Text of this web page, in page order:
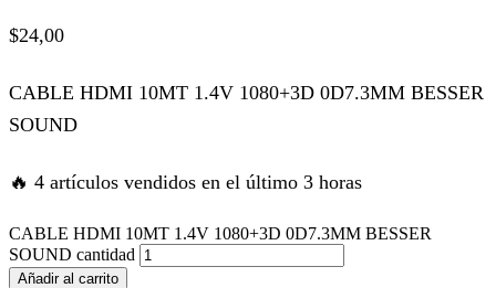
panel
satın al
panel
$24,00
CABLE HDMI 10MT 1.4V 1080+3D 0D7.3MM BESSER
SOUND
🔥 4 artículos vendidos en el último 3 horas
CABLE HDMI 10MT 1.4V 1080+3D 0D7.3MM BESSER
SOUND cantidad
Añadir al carrito